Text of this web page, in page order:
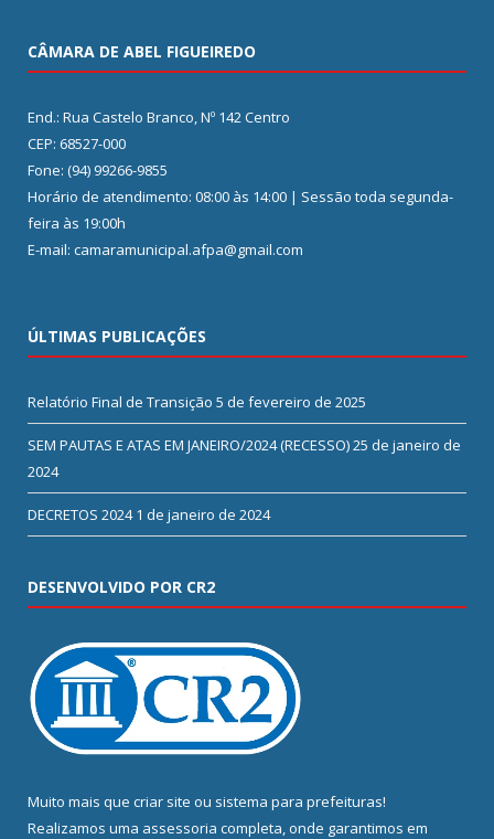
CÂMARA DE ABEL FIGUEIREDO
End.: Rua Castelo Branco, Nº 142 Centro
CEP: 68527-000
Fone: (94) 99266-9855
Horário de atendimento: 08:00 às 14:00 | Sessão toda segunda-
feira às 19:00h
E-mail: camaramunicipal.afpa@gmail.com
ÚLTIMAS PUBLICAÇÕES
Relatório Final de Transição 5 de fevereiro de 2025
SEM PAUTAS E ATAS EM JANEIRO/2024 (RECESSO)25 de janeiro de
2024
DECRETOS 2024 1 de janeiro de 2024
DESENVOLVIDO POR CR2
Muito mais que criar site ou sistema para prefeituras!
Realizamos uma assessoria completa, onde garantimos em